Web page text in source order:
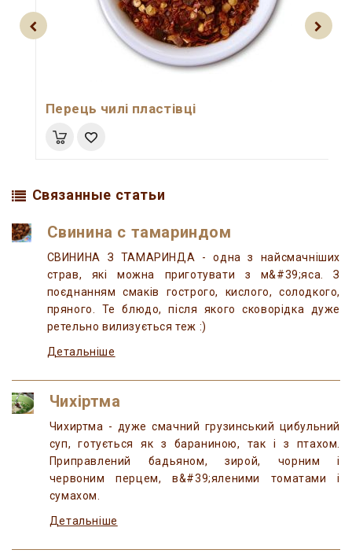
Перець чилі пластівці
Связанные статьи
Свинина с тамариндом
СВИНИНА З ТАМАРИНДА - одна з найсмачніших
страв, які можна приготувати з м&#39;яса. З
поєднанням смаків гострого, кислого, солодкого,
пряного. Те блюдо, після якого сковорідка дуже
ретельно вилизується теж :)
Детальніше
Чихіртма
Чихиртма - дуже смачний грузинський цибульний
суп, готується як з бараниною, так і з птахом.
Приправлений бадьяном, зирой, чорним і
червоним перцем, в&#39;яленими томатами і
сумахом.
Детальніше